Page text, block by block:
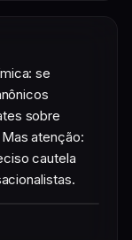
se
sobre
atenção:
cautela